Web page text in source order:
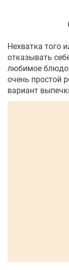
Нехватка того
отказывать
любимое
очень простой
вариант